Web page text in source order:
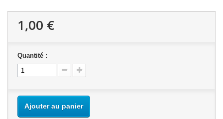
1,00 €
Quantité :
Ajouter au panier